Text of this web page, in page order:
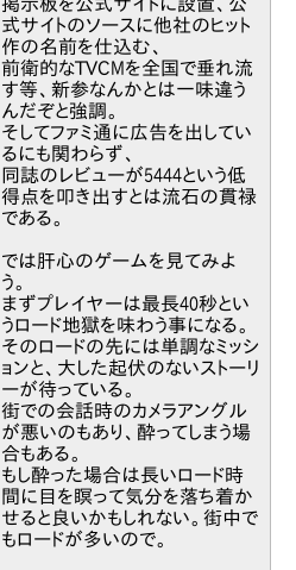
式サイトのソースに他社のヒット
作の名前を仕込む、
前衛的なTVCMを全国で垂れ流
す等、新参なんかとは一味違う
んだぞと強調。
そしてファミ通に広告を出してい
るにも関わらず、
同誌のレビューが5444という低
得点を叩き出すとは流石の貫禄
である。
では肝心のゲームを見てみよ
う。
まずプレイヤーは最長40秒とい
うロード地獄を味わう事になる。
そのロードの先には単調なミッシ
ョンと、大した起伏のないストーリ
ーが待っている。
街での会話時のカメラアングル
が悪いのもあり、酔ってしまう場
合もある。
もし酔った場合は長いロード時
間に目を瞑って気分を落ち着か
せると良いかもしれない。街中で
もロードが多いので。